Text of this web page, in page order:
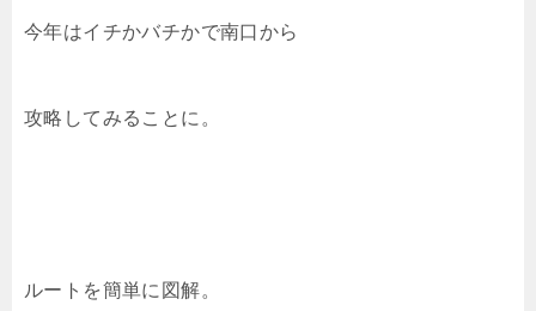
今年はイチかバチかで南口から
攻略してみることに。
ルートを簡単に図解。